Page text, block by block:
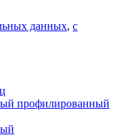
данных, с
профилированный